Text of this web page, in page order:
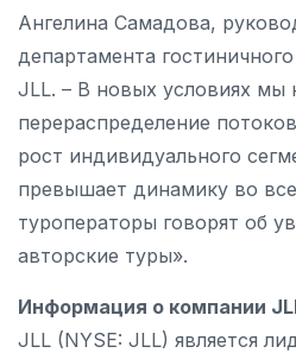
Ангелина Самадова,
департамента
JLL. – В новых условиях мы
перераспределение
рост индивидуального
превышает динамику во
туроператоры говорят об
авторские туры».
Информация о компании
JLL (NYSE: JLL) является